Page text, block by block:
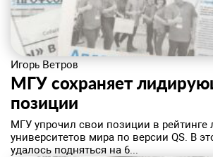
Игорь Ветров
МГУ сохраняет
позиции
МГУ упрочил свои позиции в рейтинге
университетов мира по версии QS. В
удалось подняться на 6...